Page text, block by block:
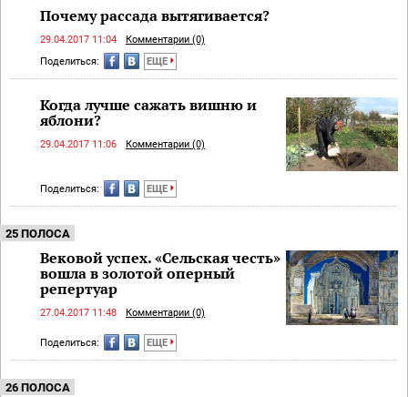
Почему рассада вытягивается?
29.04.2017 11:04
Комментарии (0)
Поделиться:
ЕЩЕ
Когда лучше сажать вишню и
яблони?
29.04.2017 11:06 Комментарии (0)
Поделиться: ЕЩЕ
25 ПОЛОСА
Вековой успех. «Сельская честь»
вошла в золотой оперный
репертуар
27.04.2017 11:48 Комментарии (0)
Поделиться: ЕЩЕ
26 ПОЛОСА